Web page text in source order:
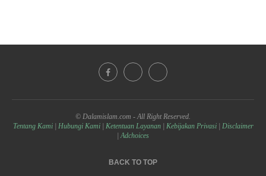
© Dalamislam.com - All Right Reserved.
Tentang Kami
Hubungi Kami| Ketentuan Layanan| Kebijakan Privasi| Disclaimer
|Adchoices
BACK TO TOP